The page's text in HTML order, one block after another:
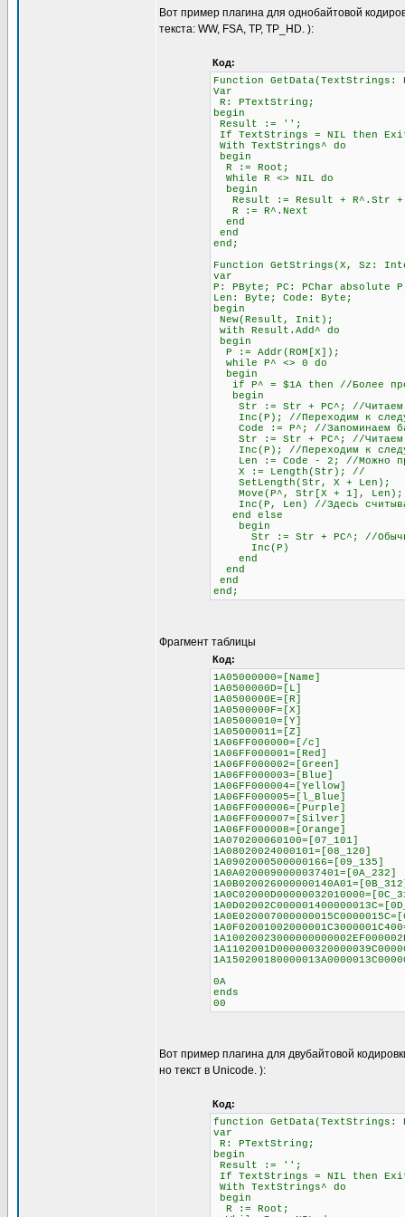
Вот пример плагина для однобайтовой
текста: WW, FSA, TP, TP_HD. ):
Код:
Function
Var
R: PTextString;
begin
Result := '';
If TextStrings = NIL then
With TextStrings^ do
begin
R := Root;
While R <> NIL do
begin
Result := Result + R^.Str +
R := R^.Next
end
end
end;
Function GetStrings(X, Sz:
var
P: PByte; PC: PChar absolute
Len: Byte; Code: Byte;
begin
New(Result, Init);
with Result.Add^ do
begin
P := Addr(ROM[X]);
while P^ <> 0 do
begin
if P^ = $1A then //Более
begin
Str := Str + PC^; //Читаем
Inc(P); //Переходим к
Code := P^; //Запоминаем
Str := Str + PC^; //Читаем
Inc(P); //Переходим к
Len := Code - 2; //Можно
X := Length(Str); //
SetLength(Str, X +
Move(P^, Str[X + 1],
Inc(P, Len) //Здесь
end else
begin
Str := Str + PC^; //Обычное
Inc(P)
end
end
end
end;
Фрагмент таблицы
Код:
1A05000000=[Name]
1A0500000D=[L]
1A0500000E=[R]
1A0500000F=[X]
1A05000010=[Y]
1A05000011=[Z]
1A06FF000000=[/c]
1A06FF000001=[Red]
1A06FF000002=[Green]
1A06FF000003=[Blue]
1A06FF000004=[Yellow]
1A06FF000005=[l_Blue]
1A06FF000006=[Purple]
1A06FF000007=[Silver]
1A06FF000008=[Orange]
1A070200060100=[07_101]
1A08020024000101=[08_120]
1A0902000500000166=[09_135]
1A0A0200090000037401=[0A_232]
0A
ends
00
Вот пример плагина для двубайтовой
но текст в Unicode. ):
Код:
function
var
R: PTextString;
begin
Result := '';
If TextStrings = NIL then
With TextStrings^ do
begin
R := Root;